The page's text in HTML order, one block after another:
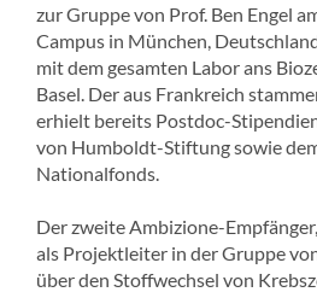
zur Gruppe von Prof. Ben Engel
Campus in München,
mit dem gesamten Labor ans
Basel. Der aus Frankreich
erhielt bereits Postdoc-
von Humboldt-Stiftung sowie
Nationalfonds.
Der zweite Ambizione-Empfänger,
als Projektleiter in der Gruppe
über den Stoffwechsel von